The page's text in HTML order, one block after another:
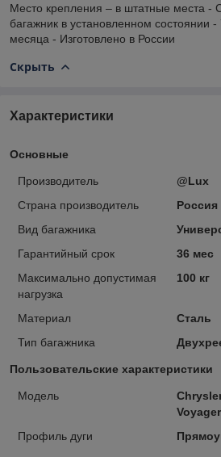
Место крепления – в штатные места -
багажник в установленном состоянии -
месяца - Изготовлено в России
Скрыть
Характеристики
Основные
Производитель
@Lux
Страна производитель
Россия
Вид багажника
Гарантийный срок
36 мес
Максимально допустимая
нагрузка
100 кг
Материал
Сталь
Тип багажника
Пользовательские характеристики
Модель
Voyager
Профиль дуги